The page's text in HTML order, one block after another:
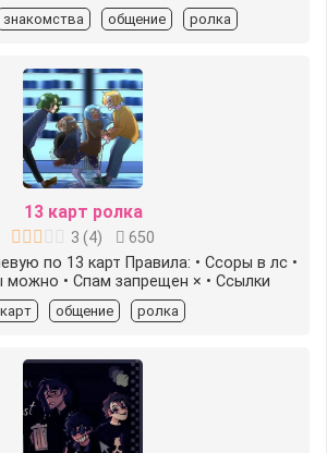
знакомства общение ролка
13 карт ролка
3 (4)
650
по 13 карт Правила: • Ссоры в лс •
можно • Спам запрещен × • Ссылки
общение ролка